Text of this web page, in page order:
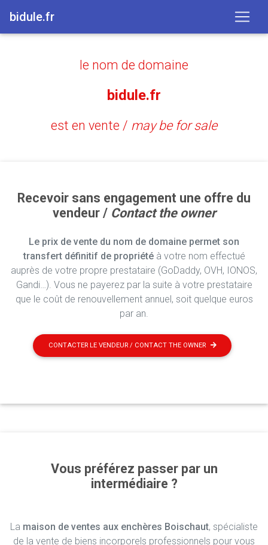
bidule.fr
le nom de domaine
bidule.fr
est en vente / may be for sale
Recevoir sans engagement une offre du
vendeur / Contact the owner
Le prix de vente du nom de domaine permet son
transfert définitif de propriétéà votre nom effectué
auprès de votre propre prestataire (GoDaddy, OVH, IONOS,
Gandi…). Vous ne payerez par la suite à votre prestataire
que le coût de renouvellement annuel, soit quelque euros
par an.
CONTACTER LE VENDEUR / CONTACT THE OWNER
Vous préférez passer par un
intermédiaire ?
La maison de ventes aux enchères Boischaut, spécialiste
de la vente de biens incorporels professionnels pour vous